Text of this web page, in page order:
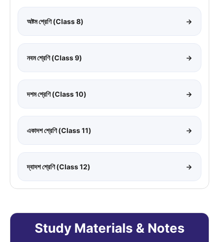
অষ্টম শ্রেণি (Class 8) →
নবম শ্রেণি (Class 9) →
দশম শ্রেণি (Class 10) →
একাদশ শ্রেণি (Class 11) →
দ্বাদশ শ্রেণি (Class 12) →
Study Materials & Notes